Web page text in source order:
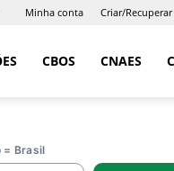
Minha conta Criar/
CBOS CNAES
= Brasil